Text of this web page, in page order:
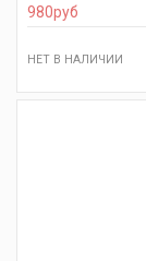
980руб
НЕТ В НАЛИЧИИ